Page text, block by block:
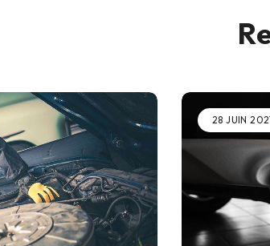
28 JUIN